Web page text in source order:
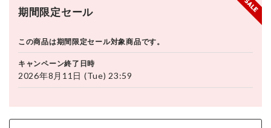
期間限定セール
この商品は期間限定セール対象商品です。
キャンペーン終了日時
2026年8月11日 (Tue) 23:59